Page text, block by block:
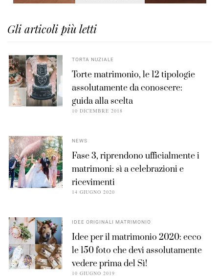
Gli articoli più letti
TORTA NUZIALE
Torte matrimonio, le 12 tipologie
assolutamente da conoscere:
guida alla scelta
10 DICEMBRE 2018
NEWS
Fase 3, riprendono ufficialmente i
matrimoni: sì a celebrazioni e
ricevimenti
14 GIUGNO 2020
IDEE ORIGINALI MATRIMONIO
Idee per il matrimonio 2020: ecco
le 150 foto che devi assolutamente
vedere prima del Sì!
10 GIUGNO 2019